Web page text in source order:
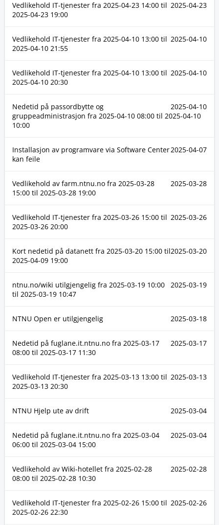
2025-04-23
Vedlikehold IT-tjenester fra 2025-04-23 14:00 til
2025-04-23 19:00
2025-04-10
Vedlikehold IT-tjenester fra 2025-04-10 13:00 til
2025-04-10 21:55
2025-04-10
Vedlikehold IT-tjenester fra 2025-04-10 13:00 til
2025-04-10 20:30
2025-04-10
Nedetid på passordbytte og
gruppeadministrasjon fra 2025-04-10 08:00 til 2025-04-10
10:00
2025-04-07
Installasjon av programvare via Software Center
kan feile
2025-03-28
Vedlikehold av farm.ntnu.no fra 2025-03-28
15:00 til 2025-03-28 19:00
2025-03-26
Vedlikehold IT-tjenester fra 2025-03-26 15:00 til
2025-03-26 20:00
2025-03-20
Kort nedetid på datanett fra 2025-03-20 15:00 til
2025-04-09 19:00
2025-03-19
ntnu.no/wiki utilgjengelig fra 2025-03-19 10:00
til 2025-03-19 10:47
2025-03-18
NTNU Open er utilgjengelig
2025-03-17
Nedetid på fuglane.it.ntnu.no fra 2025-03-17
08:00 til 2025-03-17 11:30
2025-03-13
Vedlikehold IT-tjenester fra 2025-03-13 13:00 til
2025-03-13 20:30
2025-03-04
NTNU Hjelp ute av drift
2025-03-04
Nedetid på fuglane.it.ntnu.no fra 2025-03-04
06:00 til 2025-03-04 15:00
2025-02-28
Vedlikehold av Wiki-hotellet fra 2025-02-28
08:00 til 2025-02-28 10:30
2025-02-26
Vedlikehold IT-tjenester fra 2025-02-26 15:00 til
2025-02-26 22:30